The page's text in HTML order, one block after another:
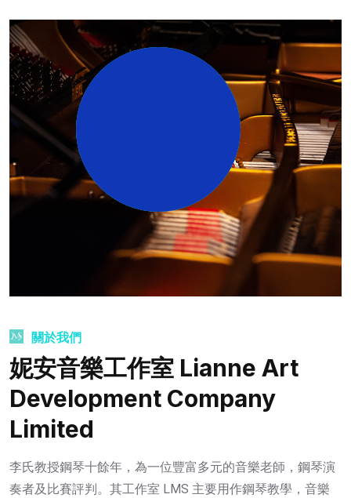
關於我們
妮安音樂工作室 Lianne Art
Development Company
Limited
李氏教授鋼琴十餘年，為一位豐富多元的音樂老師，鋼琴演
奏者及比賽評判。其工作室 LMS 主要用作鋼琴教學，音樂